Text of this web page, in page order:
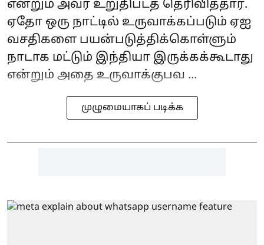
என்றும் அவர் உறுதிபடத் தெரிவித்தார்.
ஏதோ ஒரு நாட்டில் உருவாக்கப்படும் ஏஐ
வசதிகளை பயன்படுத்திக்கொள்ளும்
நாடாக மட்டும் இந்தியா இருக்கக்கூடாது
என்றும் அதை உருவாக்குபவ ...
முழுமையாகப் படிக்க